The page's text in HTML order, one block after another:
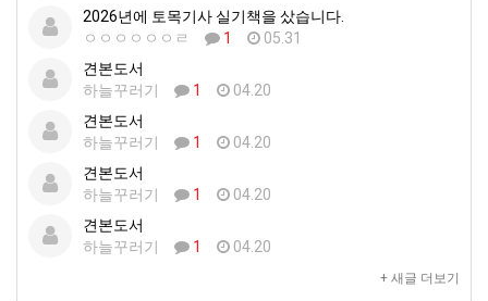
2026년에 토목기사 실기책을 샀습니다.
ㅇㅇㅇㅇㅇㅇㄹ
1
05.31
견본도서
하늘꾸러기
1
04.20
견본도서
하늘꾸러기
1
04.20
견본도서
하늘꾸러기
1
04.20
견본도서
하늘꾸러기
1 04.20
+ 새글 더보기